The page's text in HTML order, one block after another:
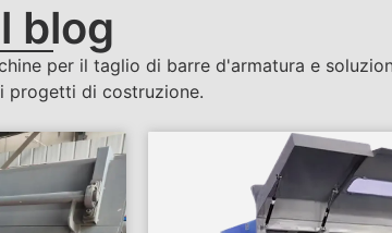
blog
per il taglio di barre d'armatura e
progetti di costruzione.